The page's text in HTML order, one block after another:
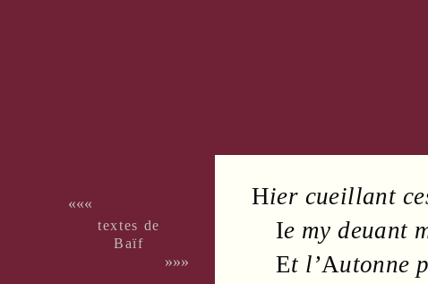
«««
textes de
Baïf
»»»
Hier cueillant
Ie my deuant
Et l’Autonne